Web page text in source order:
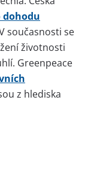
současnosti se
životnosti
Greenpeace
z hlediska